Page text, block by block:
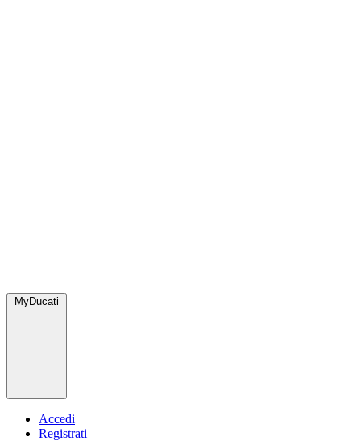
MyDucati
Accedi
Registrati